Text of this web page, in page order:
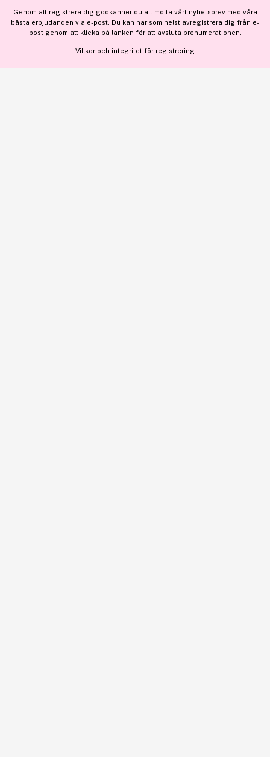
VISA DETALJER
För personlig vägledning om professionella hårprodukter, klicka
här.
Genom att registrera dig godkänner du att motta vårt nyhetsbrev med våra
bästa erbjudanden via e-post. Du kan när som helst avregistrera dig från e-
post genom att klicka på länken för att avsluta prenumerationen.
Villkor och integritet för registrering